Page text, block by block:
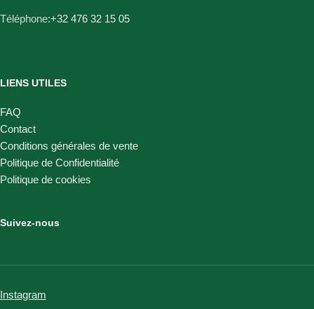
Téléphone:+32 476 32 15 05
LIENS UTILES
FAQ
Contact
Conditions générales de vente
Politique de Confidentialité
Politique de cookies
Suivez-nous
Instagram